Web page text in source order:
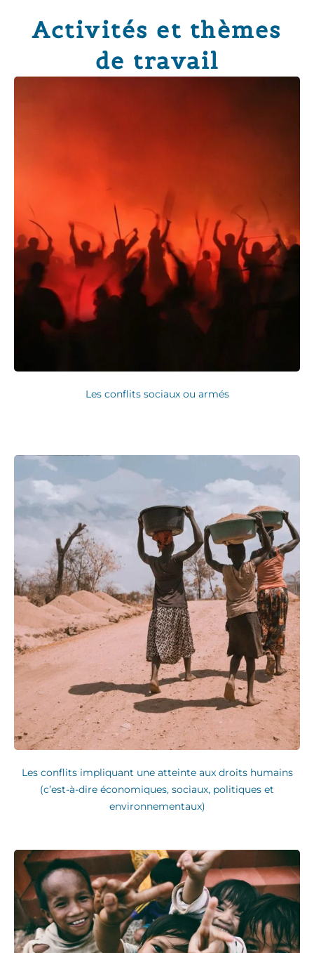
Activités et thèmes
de travail
Les conflits sociaux ou armés
Les conflits impliquant une atteinte aux droits humains
(c’est-à-dire économiques, sociaux, politiques et
environnementaux)